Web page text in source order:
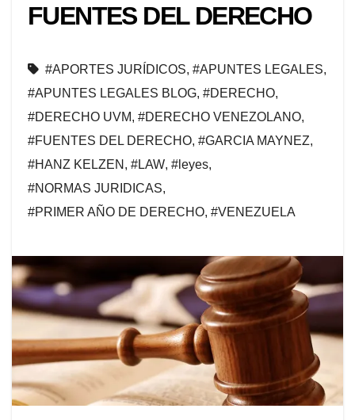
FUENTES DEL DERECHO
#APORTES JURÍDICOS, #APUNTES LEGALES,
#APUNTES LEGALES BLOG, #DERECHO,
#DERECHO UVM, #DERECHO VENEZOLANO,
#FUENTES DEL DERECHO, #GARCIA MAYNEZ,
#HANZ KELZEN , #LAW, #leyes,
#NORMAS JURIDICAS,
#PRIMER AÑO DE DERECHO, #VENEZUELA